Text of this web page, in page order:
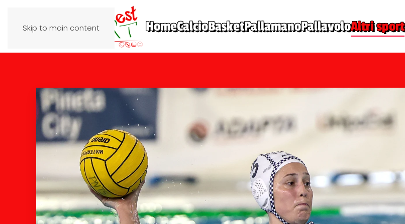
Skip to main content HomeCalcioBasketPallamanoPallavoloAltri sport